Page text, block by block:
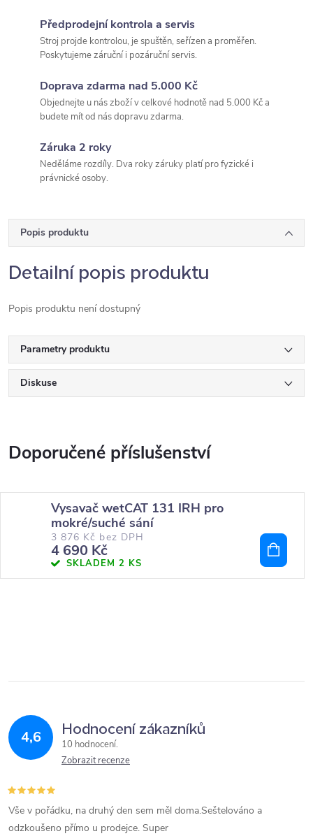
Předprodejní kontrola a servis
Stroj projde kontrolou, je spuštěn, seřízen a proměřen.
Poskytujeme záruční i pozáruční servis.
Doprava zdarma nad 5.000 Kč
Objednejte u nás zboží v celkové hodnotě nad 5.000 Kč a
budete mít od nás dopravu zdarma.
Záruka 2 roky
Neděláme rozdíly. Dva roky záruky platí pro fyzické i
právnické osoby.
Popis produktu
Detailní popis produktu
Popis produktu není dostupný
Parametry produktu
Diskuse
Vysavač wetCAT 131 IRH pro
mokré/suché sání
3 876 Kč bez DPH
4 690 Kč
SKLADEM 2 KS
4,6 Hodnocení zákazníků
10 hodnocení
Zobrazit recenze
Vše v pořádku, na druhý den sem měl doma.Seštelováno a
odzkoušeno přímo u prodejce. Super